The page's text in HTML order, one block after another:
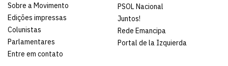
Sobre a Movimento
Edições impressas
Colunistas
Parlamentares
Entre em contato
PSOL Nacional
Juntos!
Rede Emancipa
Portal de la Izquierda